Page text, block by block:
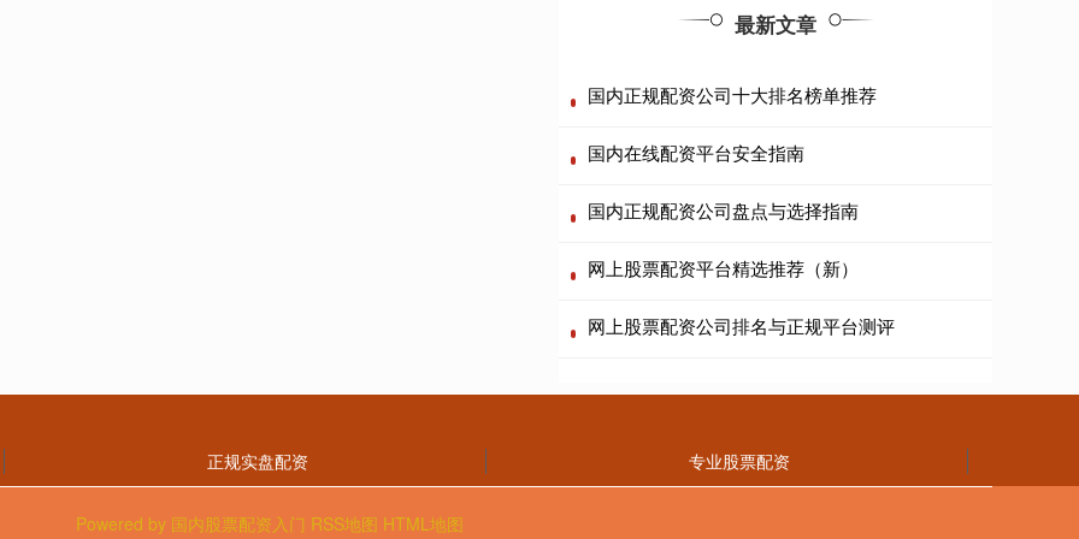
最新文章
国内正规配资公司十大排名榜单推荐
国内在线配资平台安全指南
国内正规配资公司盘点与选择指南
网上股票配资平台精选推荐（新）
网上股票配资公司排名与正规平台测评
正规实盘配资 专业股票配资
Powered by 国内股票配资入门 RSS地图 HTML地图